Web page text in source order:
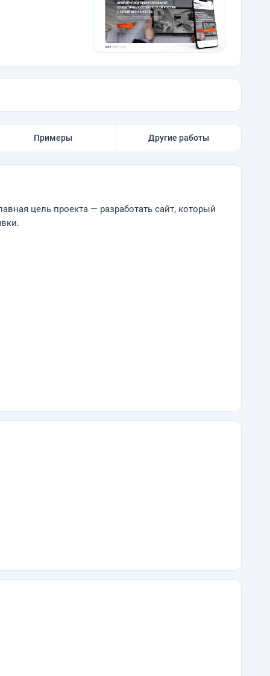
Примеры Другие работы
цель проекта — разработать сайт, который